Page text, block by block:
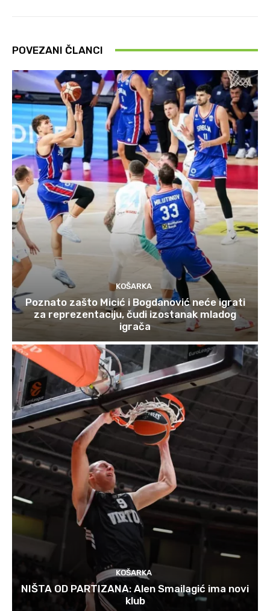
POVEZANI ČLANCI
KOŠARKA
Poznato zašto Micić i Bogdanović neće igrati
za reprezentaciju, čudi izostanak mladog
igrača
KOŠARKA
NIŠTA OD PARTIZANA: Alen Smailagić ima novi
klub